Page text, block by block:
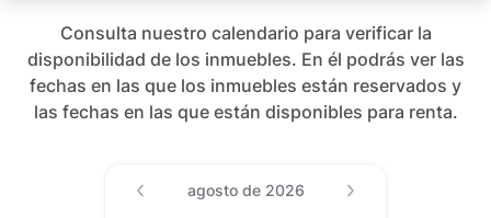
Consulta nuestro calendario para verificar la
disponibilidad de los inmuebles. En él podrás ver las
fechas en las que los inmuebles están reservados y
las fechas en las que están disponibles para renta.
Date (Min Date Value),
agosto de 2026